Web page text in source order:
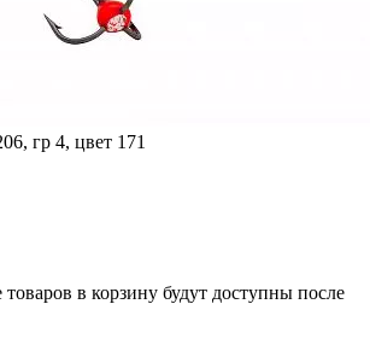
гр 4, цвет 171
в корзину будут доступны после